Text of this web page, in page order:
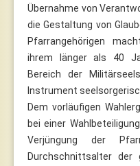
Übernahme von
die Gestaltung von
Pfarrangehörigen
ihrem länger als 40
Bereich der
Instrument
Dem vorläufigen
bei einer
Verjüngung der
Durchschnittsalter der